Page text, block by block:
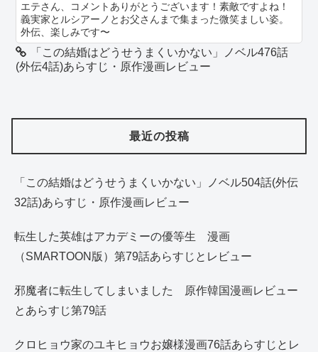
エテさん、コメントありがとうございます！素敵ですよね！
義実家とルシアーノとお父さんまで集まった微笑ましい姿。
外伝、楽しみです〜
「この結婚はどうせうまくいかない」ノベル476話
(外伝4話)あらすじ・原作漫画レビュー
最近の投稿
「この結婚はどうせうまくいかない」ノベル504話(外伝
32話)あらすじ・原作漫画レビュー
転生した英雄はアカデミーの優等生 漫画
（SMARTOON版）第79話あらすじとレビュー
邪魔者に転生してしまいました 原作韓国漫画レビュー
とあらすじ第79話
クロヒョウ家のユキヒョウお嬢様漫画76話あらすじとレ